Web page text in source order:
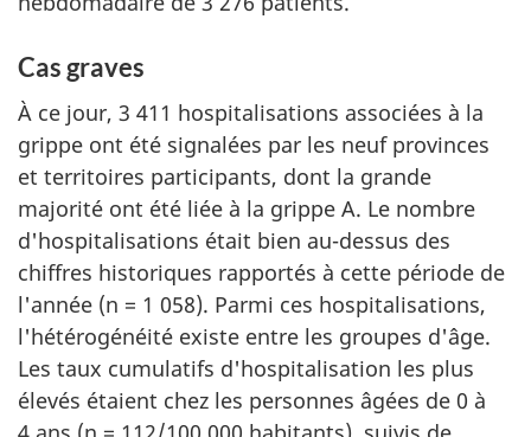
Cas graves
À ce jour, 3 411 hospitalisations associées à la
grippe ont été signalées par les neuf provinces
et territoires participants, dont la grande
majorité ont été liée à la grippe A. Le nombre
d'hospitalisations était bien au-dessus des
chiffres historiques rapportés à cette période de
l'année (n = 1 058). Parmi ces hospitalisations,
l'hétérogénéité existe entre les groupes d'âge.
Les taux cumulatifs d'hospitalisation les plus
élevés étaient chez les personnes âgées de 0 à